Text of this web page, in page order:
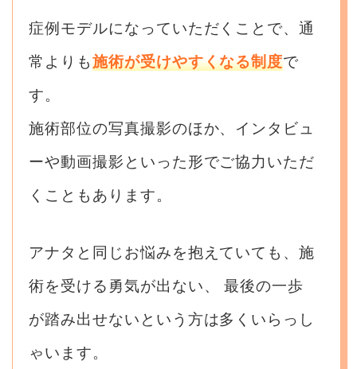
症例モデルになっていただくことで、通
常よりも施術が受けやすくなる制度で
す。
施術部位の写真撮影のほか、インタビュ
ーや動画撮影といった形でご協力いただ
くこともあります。
アナタと同じお悩みを抱えていても、施
術を受ける勇気が出ない、
最後の一歩
が踏み出せないという方は多くいらっし
ゃいます。